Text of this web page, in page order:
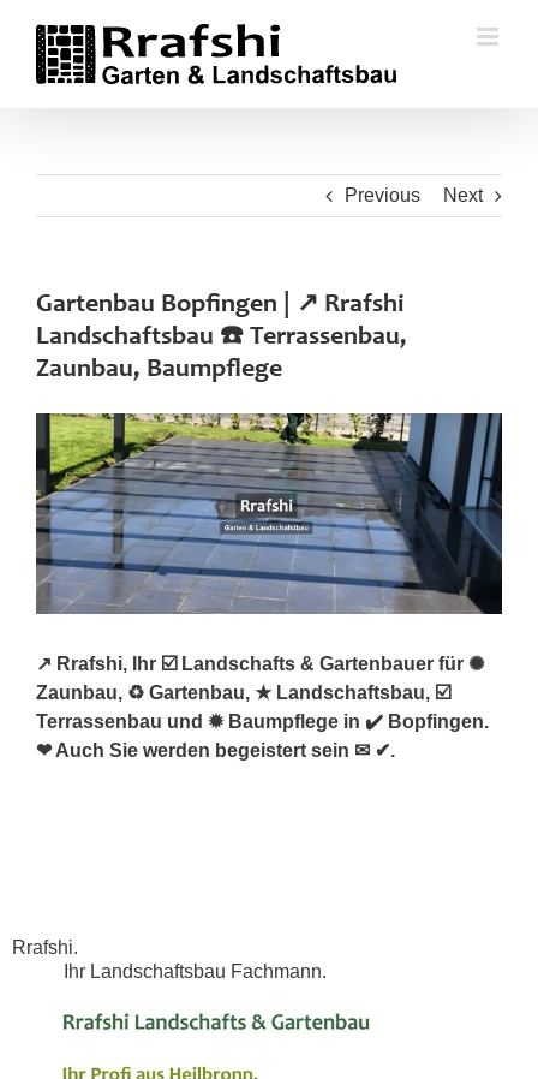
content
Previous Next
Gartenbau Bopfingen | ↗️ Rrafshi
Landschaftsbau ☎️ Terrassenbau,
Zaunbau, Baumpflege
↗️ Rrafshi, Ihr ☑️ Landschafts & Gartenbauer für ✺
Zaunbau, ♻ Gartenbau, ★ Landschaftsbau, ☑️
Terrassenbau und ✹ Baumpflege in ✔️ Bopfingen.
❤ Auch Sie werden begeistert sein ✉ ✔.
Rrafshi.
Ihr Landschaftsbau Fachmann.